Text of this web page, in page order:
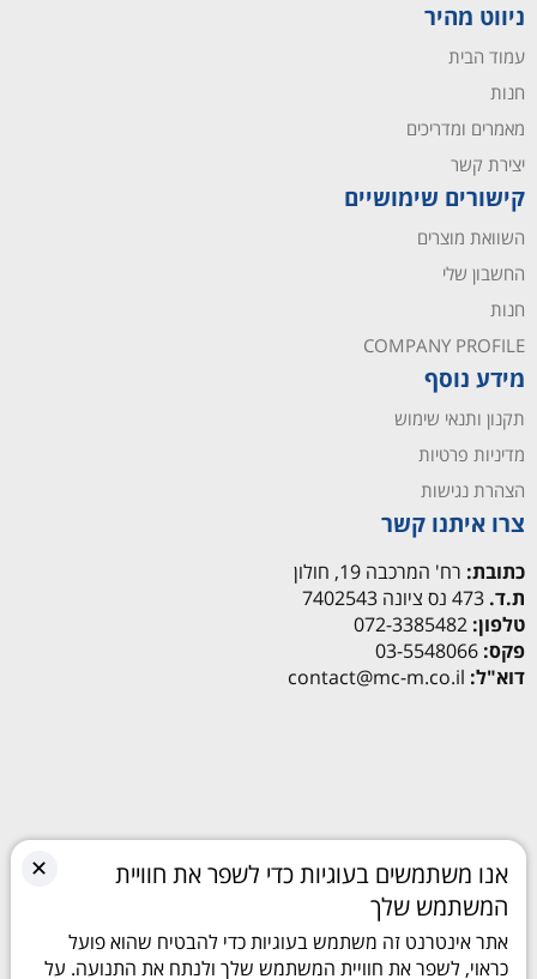
ניווט מהיר
עמוד הבית
חנות
מאמרים ומדריכים
יצירת קשר
קישורים שימושיים
השוואת מוצרים
החשבון שלי
חנות
COMPANY PROFILE
מידע נוסף
תקנון ותנאי שימוש
מדיניות פרטיות
הצהרת נגישות
צרו איתנו קשר
כתובת: רח' המרכבה 19, חולון
ת.ד.
טלפון:
פקס:
דוא"ל:
✕
אנו משתמשים בעוגיות כדי לשפר את חוויית
המשתמש שלך
אתר אינטרנט זה משתמש בעוגיות כדי להבטיח שהוא פועל
כראוי, לשפר את חוויית המשתמש שלך ולנתח את התנועה. על